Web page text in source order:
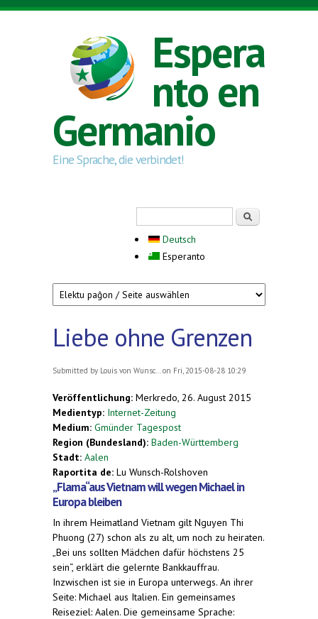
Skip to main content
Espera
nto en
Germanio
Eine Sprache, die verbindet!
Deutsch
Esperanto
Liebe ohne Grenzen
Submitted by Louis von Wunsc... on Fri, 2015-08-28 10:29
Veröffentlichung: Merkredo, 26. August 2015
Medientyp: Internet-Zeitung
Medium: Gmünder Tagespost
Region (Bundesland): Baden-Württemberg
Stadt: Aalen
Raportita de: Lu Wunsch-Rolshoven
„Flama“aus Vietnam will wegen Michael in
Europa bleiben
In ihrem Heimatland Vietnam gilt Nguyen Thi
Phuong (27) schon als zu alt, um noch zu heiraten.
„Bei uns sollten Mädchen dafür höchstens 25
sein“, erklärt die gelernte Bankkauffrau.
Inzwischen ist sie in Europa unterwegs. An ihrer
Seite: Michael aus Italien. Ein gemeinsames
Reiseziel: Aalen. Die gemeinsame Sprache: